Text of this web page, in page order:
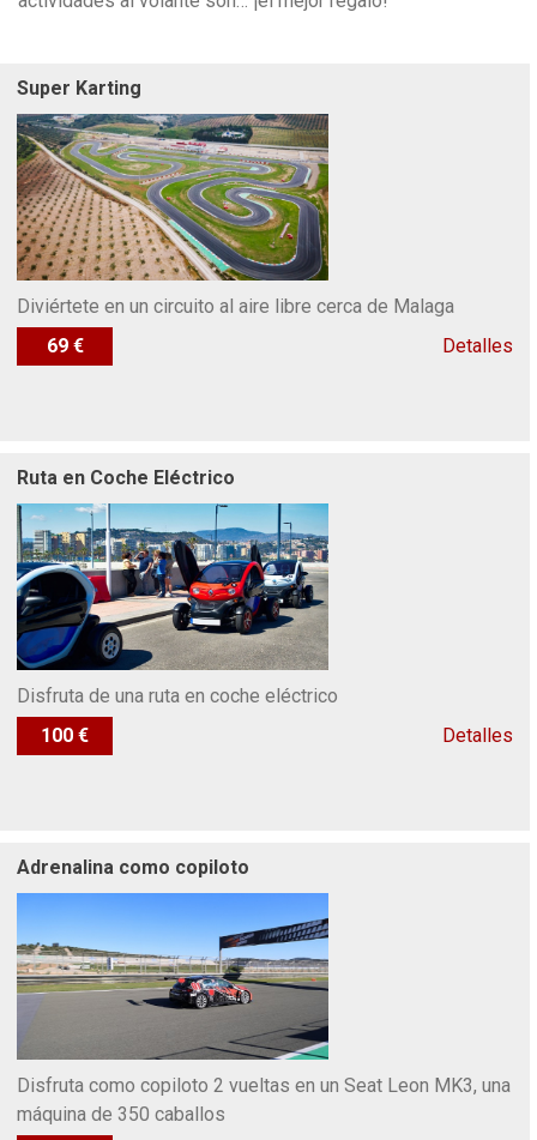
Super Karting
Diviértete en un circuito al aire libre cerca de Malaga
69 €
Detalles
Ruta en Coche Eléctrico
Disfruta de una ruta en coche eléctrico
100 €
Detalles
Adrenalina como copiloto
Disfruta como copiloto 2 vueltas en un Seat Leon MK3, una
máquina de 350 caballos